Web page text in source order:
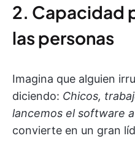
2. Capacidad
las personas
Imagina que alguien
diciendo: Chicos,
lancemos el software
convierte en un gran